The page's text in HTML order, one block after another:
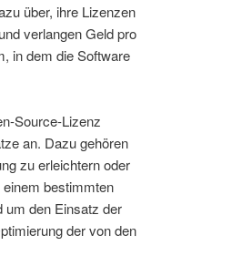
über, ihre Lizenzen
verlangen Geld pro
in dem die Software
Source-Lizenz
an. Dazu gehören
zu erleichtern oder
bestimmten
um den Einsatz der
der von den